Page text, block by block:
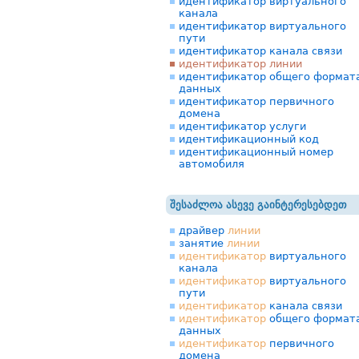
канала
идентификатор виртуального
пути
идентификатор канала связи
идентификатор линии
идентификатор общего
данных
идентификатор первичного
домена
идентификатор услуги
идентификационный код
идентификационный номер
автомобиля
შესაძლოა ასევე გაინტერესებდეთ
драйвер линии
занятие линии
идентификатор виртуального
канала
идентификатор виртуального
пути
идентификатор канала связи
идентификатор общего
данных
идентификатор первичного
домена